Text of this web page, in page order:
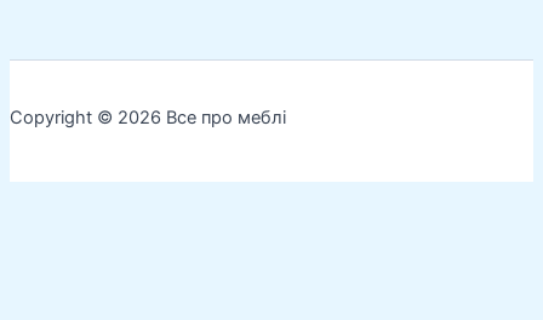
Copyright © 2026 Все про меблі